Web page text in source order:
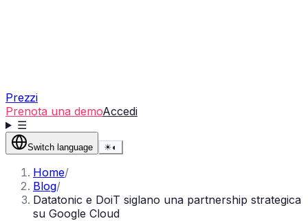
Prezzi
Prenota una demoAccedi
☰
Switch language ☀◐
Home/
Blog/
Datatonic e DoiT siglano una partnership strategica
su Google Cloud